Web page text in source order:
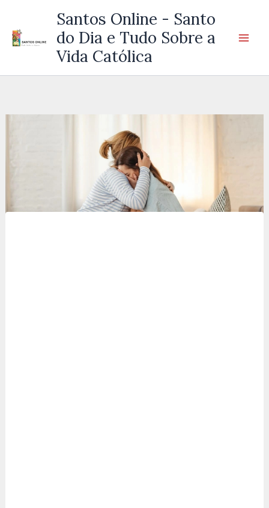
Santos Online - Santo
do Dia e Tudo Sobre a
Vida Católica